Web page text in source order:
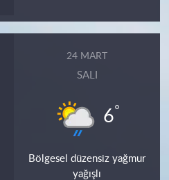
24 MART
SALI
6°
Bölgesel düzensiz yağmur
yağışlı